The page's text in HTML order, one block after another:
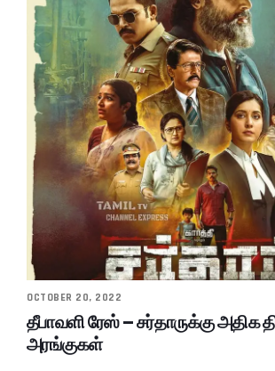
OCTOBER 20, 2022
தீபாவளி ரேஸ் – சர்தாருக்கு அதிக
அரங்குகள்